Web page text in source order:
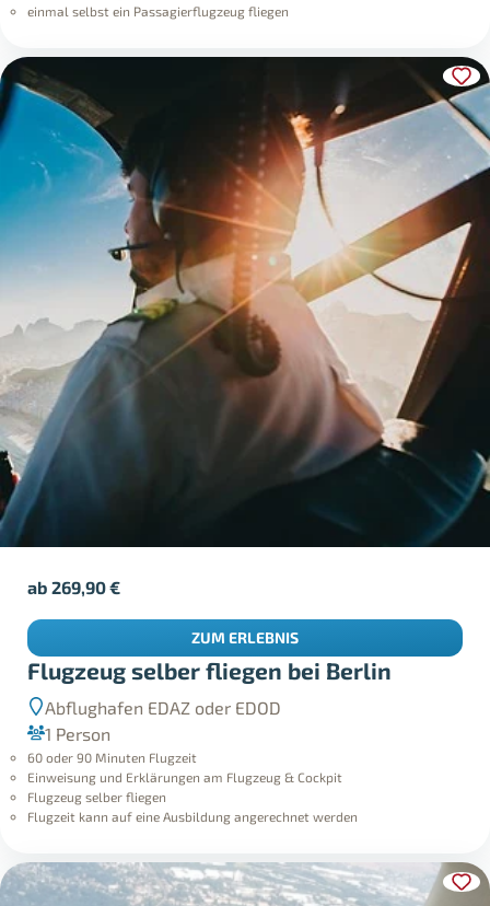
einmal selbst ein Passagierflugzeug fliegen
Flugzeug selber fliegen bei Berlin
Abflughafen EDAZ oder EDOD
1 Person
60 oder 90 Minuten Flugzeit
Einweisung und Erklärungen am Flugzeug & Cockpit
Flugzeug selber fliegen
Flugzeit kann auf eine Ausbildung angerechnet werden
ab269,90€
ZUM ERLEBNIS